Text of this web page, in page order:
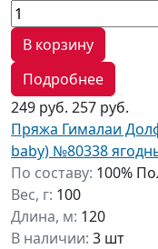
В корзину
Подробнее
249 руб. 257 руб.
Пряжа Гималаи
baby) №80338
По составу: 100%
Вес, г: 100
Длина, м: 120
В наличии: 3 шт